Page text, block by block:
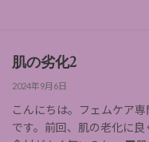
肌の劣化2
2024年9月6日
こんにちは。フェムケア
です。前回、肌の老化に